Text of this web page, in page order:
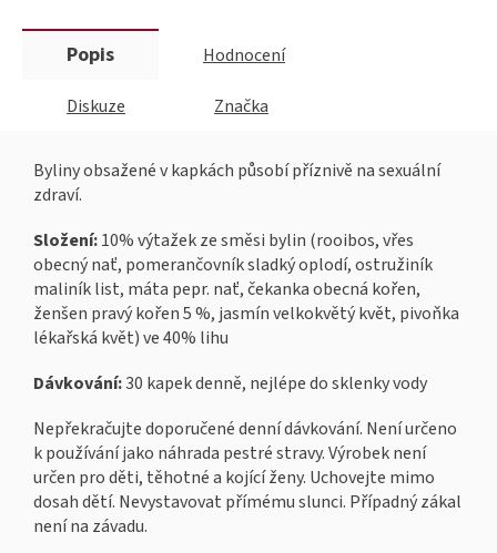
Popis Hodnocení
Diskuze Značka
Byliny obsažené v kapkách působí příznivě na sexuální
zdraví.
Složení:10% výtažek ze směsi bylin (rooibos, vřes
obecný nať, pomerančovník sladký oplodí, ostružiník
maliník list, máta pepr. nať, čekanka obecná kořen,
ženšen pravý kořen 5 %, jasmín velkokvětý květ, pivoňka
lékařská květ) ve 40% lihu
Dávkování:30 kapek denně, nejlépe do sklenky vody
Nepřekračujte doporučené denní dávkování. Není určeno
k používání jako náhrada pestré stravy. Výrobek není
určen pro děti, těhotné a kojící ženy. Uchovejte mimo
dosah dětí. Nevystavovat přímému slunci. Případný zákal
není na závadu.